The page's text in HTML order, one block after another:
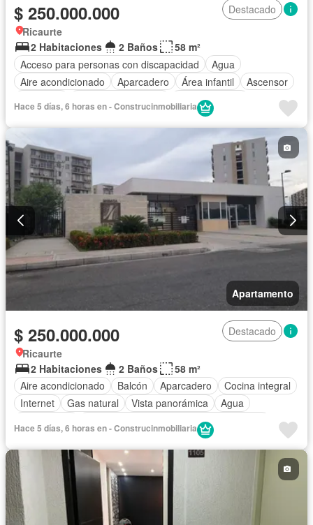
$ 250.000.000
Destacado
Ricaurte
2 Habitaciones
2 Baños
58 m²
Acceso para personas con discapacidad
Agua
Aire acondicionado
Aparcadero Área infantil
Ascensor
Cocina integral
Seguridad privada
Terraza
Hace 5 días, 6 horas en - Construcinmobiliaria
Apartamento
$ 250.000.000
Destacado
Ricaurte
2 Habitaciones
2 Baños
58 m²
Aire acondicionado
Balcón Aparcadero
Cocina integral
Internet
Gas natural Vista panorámica
Agua
Acceso para personas con discapacidad
Gimnasio
Seguridad privada
Piscina Cancha de tenis
Hace 5 días, 6 horas en - Construcinmobiliaria